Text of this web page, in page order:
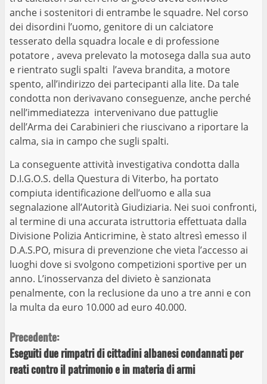
anche i sostenitori di entrambe le squadre. Nel corso
dei disordini l’uomo, genitore di un calciatore
tesserato della squadra locale e di professione
potatore , aveva prelevato la motosega dalla sua auto
e rientrato sugli spalti l’aveva brandita, a motore
spento, all’indirizzo dei partecipanti alla lite. Da tale
condotta non derivavano conseguenze, anche perché
nell’immediatezza intervenivano due pattuglie
dell’Arma dei Carabinieri che riuscivano a riportare la
calma, sia in campo che sugli spalti.
La conseguente attività investigativa condotta dalla
D.I.G.O.S. della Questura di Viterbo, ha portato
compiuta identificazione dell’uomo e alla sua
segnalazione all’Autorità Giudiziaria. Nei suoi confronti,
al termine di una accurata istruttoria effettuata dalla
Divisione Polizia Anticrimine, è stato altresì emesso il
D.A.S.PO, misura di prevenzione che vieta l’accesso ai
luoghi dove si svolgono competizioni sportive per un
anno. L’inosservanza del divieto è sanzionata
penalmente, con la reclusione da uno a tre anni e con
la multa da euro 10.000 ad euro 40.000.
Continue
Reading
Precedente:
Eseguiti due rimpatri di cittadini albanesi condannati per
reati contro il patrimonio e in materia di armi